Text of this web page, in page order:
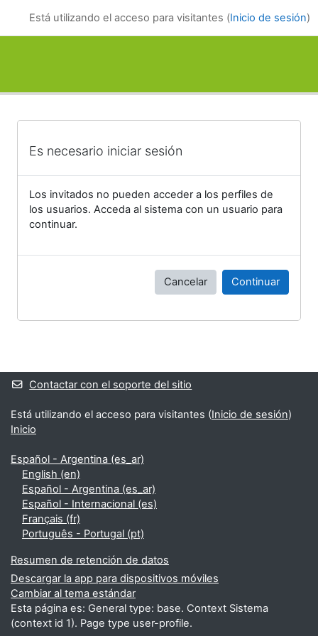
Está utilizando el acceso para visitantes (Inicio de sesión)
Es necesario iniciar sesión
Los invitados no pueden acceder a los perfiles de
los usuarios. Acceda al sistema con un usuario para
continuar.
Cancelar Continuar
Bloques suplementarios
Contactar con el soporte del sitio
Está utilizando el acceso para visitantes (Inicio de sesión)
Inicio
Español - Argentina ‎(es_ar)‎
English ‎(en)‎
Español - Argentina ‎(es_ar)‎
Español - Internacional ‎(es)‎
Français ‎(fr)‎
Português - Portugal ‎(pt)‎
Resumen de retención de datos
Descargar la app para dispositivos móviles
Cambiar al tema estándar
Esta página es: General type: base. Context Sistema
(context id 1). Page type user-profile.